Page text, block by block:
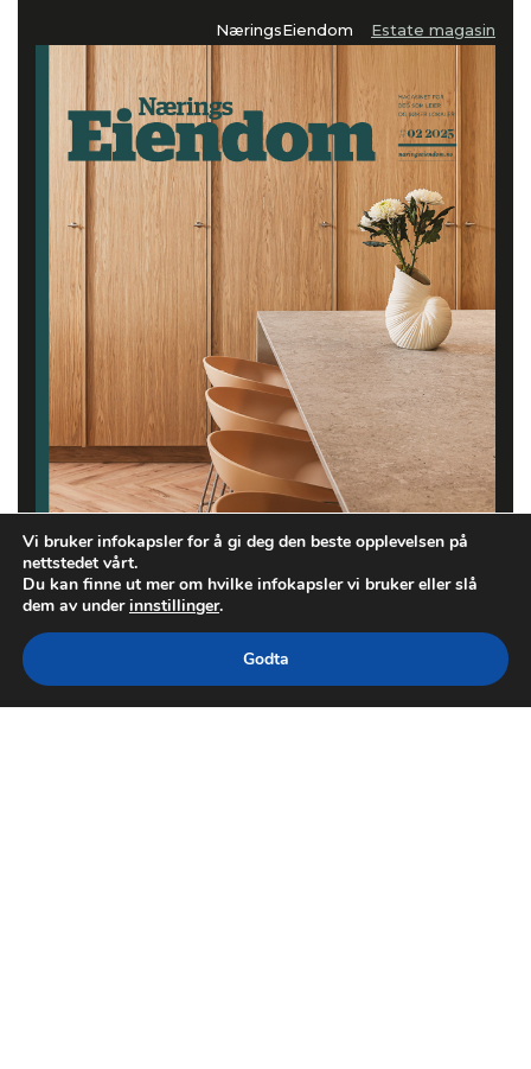
NæringsEiendom Estate magasin
Vi bruker infokapsler for å gi deg den beste opplevelsen på
nettstedet vårt.
Du kan finne ut mer om hvilke infokapsler vi bruker eller slå
dem av underinnstillinger.
Godta